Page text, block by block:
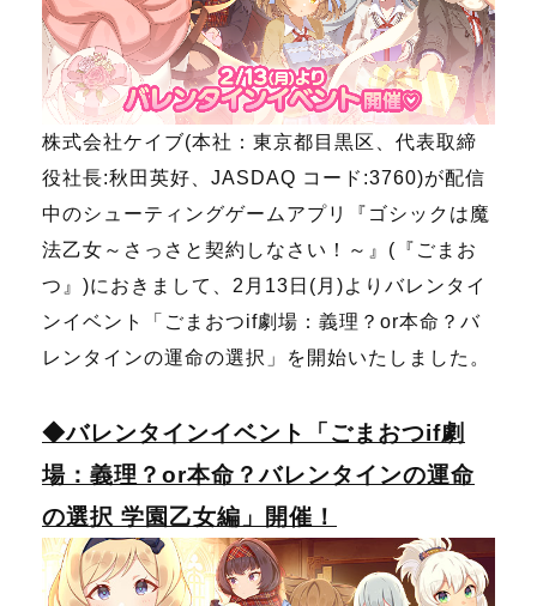
株式会社ケイブ(本社：東京都目黒区、代表取締
役社長:秋田英好、JASDAQ コード:3760)が配信
中のシューティングゲームアプリ『ゴシックは魔
法乙女～さっさと契約しなさい！～』(『ごまお
つ』)におきまして、2月13日(月)よりバレンタイ
ンイベント「 ごまおつif劇場： 義理？or本命？バ
レンタインの運命の選択」を開始いたしました。
◆バレンタインイベント「ごまおつif劇
場：義理？or本命？バレンタインの運命
の選択 学園乙女編」開催！